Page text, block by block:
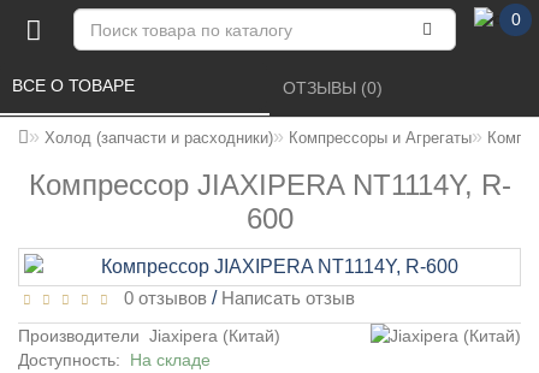
0
Холод (запчасти и расходники) Компрессоры и Агрегаты
Компрессор JIAXIPERA NT1114Y, R-
600
ВСЕ О ТОВАРЕ ОТЗЫВЫ (0)
0 отзывов / Написать отзыв
Производители Jiaxipera (Китай)
Доступность: На складе